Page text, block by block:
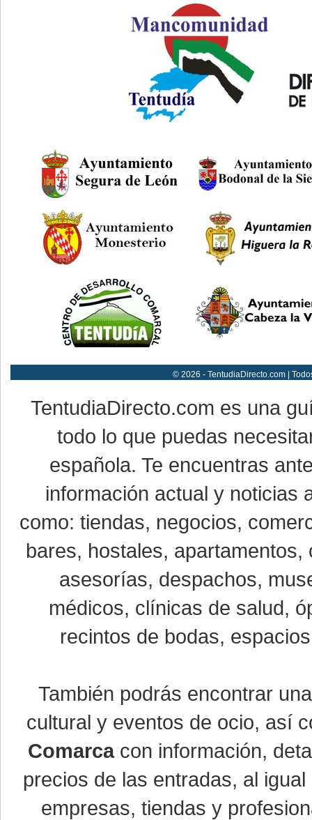
© 2026 - TentudiaDirecto.com |
TentudiaDirecto.com es una
todo lo que puedas
española. Te encuentras
información actual y noticias
como: tiendas, negocios,
bares, hostales,
asesorías, despachos,
médicos, clínicas de salud,
recintos de bodas,
También podrás encontrar
cultural y eventos de ocio, así
Comarcacon información,
precios de las entradas, al
empresas, tiendas y